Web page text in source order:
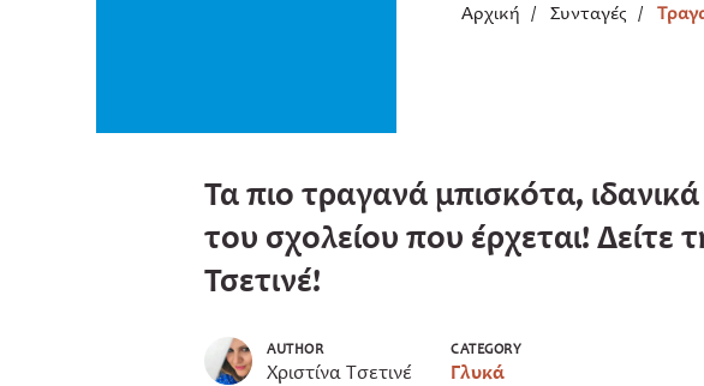
Αρχική /Συνταγές /
Τα πιο τραγανά μπισκότα,
του σχολείου που έρχεται! Δείτε
Τσετινέ!
AUTHOR
Χριστίνα Τσετινέ
CATEGORY
Γλυκά